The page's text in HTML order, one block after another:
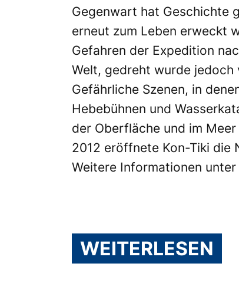
Gegenwart hat Geschichte
erneut zum Leben erweckt
Gefahren der Expedition
Welt, gedreht wurde jedoch
Gefährliche Szenen, in
Hebebühnen und
der Oberfläche und im
2012 eröffnete Kon-Tiki die
Weitere Informationen unter
WEITERLESEN